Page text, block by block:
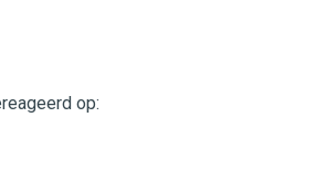
op: